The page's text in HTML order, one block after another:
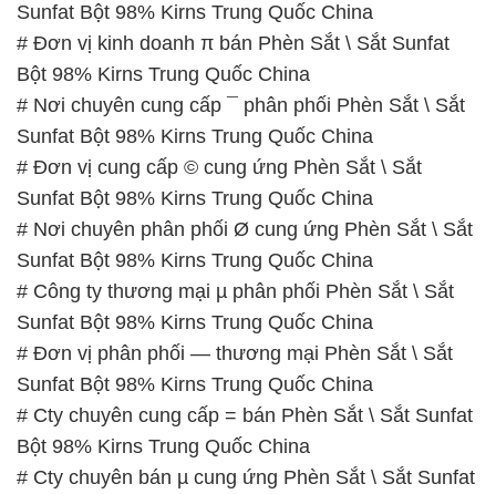
Sunfat Bột 98% Kirns Trung Quốc China
# Đơn vị kinh doanh π bán Phèn Sắt \ Sắt Sunfat
Bột 98% Kirns Trung Quốc China
# Nơi chuyên cung cấp ¯ phân phối Phèn Sắt \ Sắt
Sunfat Bột 98% Kirns Trung Quốc China
# Đơn vị cung cấp © cung ứng Phèn Sắt \ Sắt
Sunfat Bột 98% Kirns Trung Quốc China
# Nơi chuyên phân phối Ø cung ứng Phèn Sắt \ Sắt
Sunfat Bột 98% Kirns Trung Quốc China
# Công ty thương mại µ phân phối Phèn Sắt \ Sắt
Sunfat Bột 98% Kirns Trung Quốc China
# Đơn vị phân phối — thương mại Phèn Sắt \ Sắt
Sunfat Bột 98% Kirns Trung Quốc China
# Cty chuyên cung cấp = bán Phèn Sắt \ Sắt Sunfat
Bột 98% Kirns Trung Quốc China
# Cty chuyên bán µ cung ứng Phèn Sắt \ Sắt Sunfat